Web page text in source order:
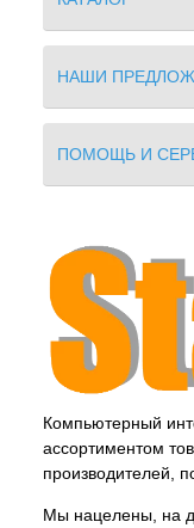
НАШИ
ПОМОЩЬ И
Компьютерный
ассортиментом
производителей,
Мы нацелены, на